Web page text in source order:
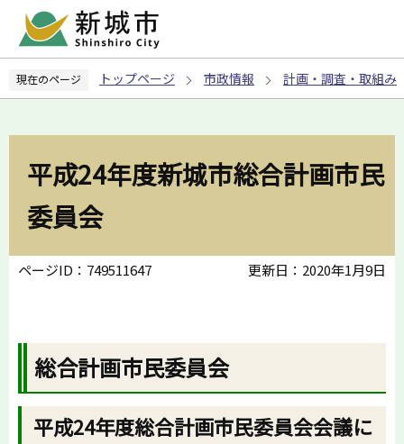
ペ
の
現在のページ トップページ 市政情報 計画・調査・取組み
平成24年度新城市総合計画市民
委員会
ページID：749511647 更新日：2020年1月9日
総合計画市民委員会
平成24年度総合計画市民委員会会議に